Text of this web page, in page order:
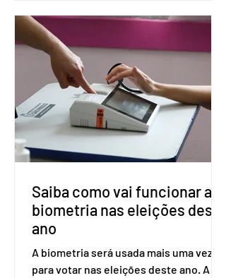
medicamento carbotegravir, que
impede a replicação do vírus de forma
prolongada e pode ser tomado a cada
dois meses. O pedido de inclusão vai
ser encaminhado pelo Ministério da
Saúde à Comissão Nacional de
Incorporação de Novas Tecnologias no
SUS (Conitec) na semana que vem. A
Conitec é um colegiado
Saiba como vai funcionar a
biometria nas eleições deste
ano
A biometria será usada mais uma vez
para votar nas eleições deste ano. A